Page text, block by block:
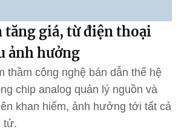
tăng giá, từ điện thoại
ảnh hưởng
thầm công nghệ bán dẫn thế hệ
chip analog quản lý nguồn và
khan hiếm, ảnh hưởng tới tất cả
tử.